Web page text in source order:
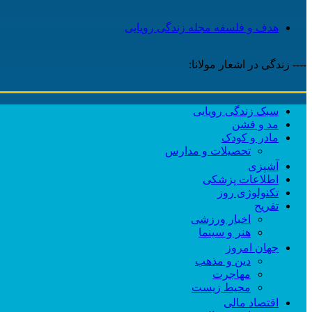
هدف و فلسفه مجله زندگی رویایی
---- زندگی در اشعار مولانا:
سبک زندگی رویایی
مد و فشن
مادر و کودک
تحصیلات و مدارس
آشپزی
اطلاعات پزشکی
تکنولوژی روز
تفریح
اخبار ورزشی
هنر و سینما
جهان امروز
دین و مذهب
مهاجرت
محیط زیست
اقتصاد مالی